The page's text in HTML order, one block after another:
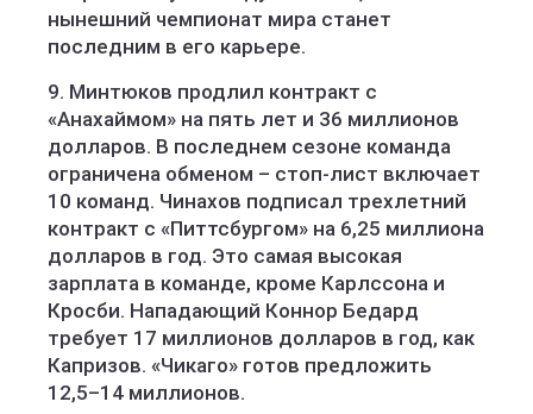
нынешний чемпионат мира станет
последним в его карьере.
9. Минтюков продлил контракт с
«Анахаймом» на пять лет и 36 миллионов
долларов. В последнем сезоне команда
ограничена обменом – стоп-лист включает
10 команд. Чинахов подписал трехлетний
контракт с «Питтсбургом» на 6,25 миллиона
долларов в год. Это самая высокая
зарплата в команде, кроме Карлссона и
Кросби. Нападающий Коннор Бедард
требует 17 миллионов долларов в год, как
Капризов. «Чикаго» готов предложить
12,5–14 миллионов.